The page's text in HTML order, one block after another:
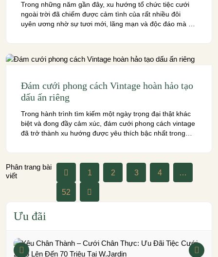
Trong những năm gần đây, xu hướng tổ chức tiệc cưới
ngoài trời đã chiếm được cảm tình của rất nhiều đôi
uyên ương nhờ sự tươi mới, lãng mạn và độc đáo mà nó
Đám cưới phong cách Vintage hoàn hảo tạo
dấu ấn riêng
Trong hành trình tìm kiếm một ngày trọng đại thật khác
biệt và đong đầy cảm xúc, đám cưới phong cách vintage
đã trở thành xu hướng được yêu thích bậc nhất trong
Phân trang bài
viết
1 2 3 4 …
52
Ưu đãi